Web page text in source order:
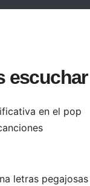
escuchar
en el pop
letras pegajosas